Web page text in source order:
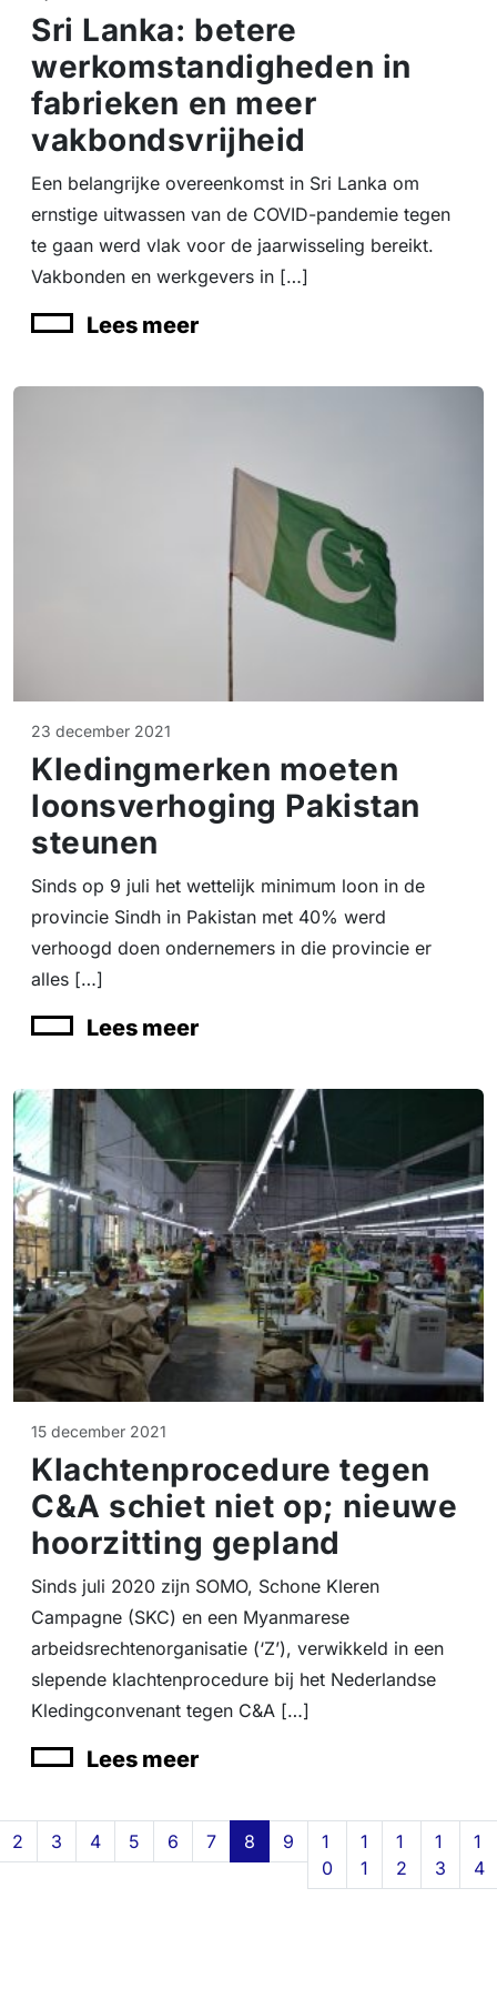
Sri Lanka: betere
werkomstandigheden in
fabrieken en meer
vakbondsvrijheid
Een belangrijke overeenkomst in Sri Lanka om
ernstige uitwassen van de COVID-pandemie tegen
te gaan werd vlak voor de jaarwisseling bereikt.
Vakbonden en werkgevers in […]
Lees meer
23 december 2021
Kledingmerken moeten
loonsverhoging Pakistan
steunen
Sinds op 9 juli het wettelijk minimum loon in de
provincie Sindh in Pakistan met 40% werd
verhoogd doen ondernemers in die provincie er
alles […]
Lees meer
15 december 2021
Klachtenprocedure tegen
C&A schiet niet op; nieuwe
hoorzitting gepland
Sinds juli 2020 zijn SOMO, Schone Kleren
Campagne (SKC) en een Myanmarese
arbeidsrechtenorganisatie (‘Z’), verwikkeld in een
slepende klachtenprocedure bij het Nederlandse
Kledingconvenant tegen C&A […]
Lees meer
Page navigation
Page
2 Page
3 Page
4 Page
5 Page
6 Page
7 Current Page
8 Page
9 Page
1
0
Page
1
1
Page
1
2
Page
1
3
1
4